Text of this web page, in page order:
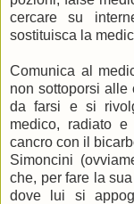
cercare su
sostituisca la
Comunica al
non sottoporsi alle
da farsi e si
medico, radiato
cancro con il
Simoncini
che, per fare la
dove lui si